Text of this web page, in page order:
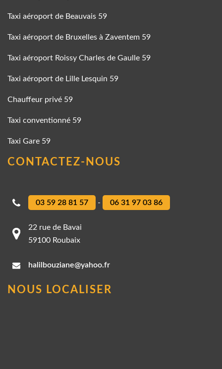
Taxi aéroport de Beauvais 59
Taxi aéroport de Bruxelles à Zaventem 59
Taxi aéroport Roissy Charles de Gaulle 59
Taxi aéroport de Lille Lesquin 59
Chauffeur privé 59
Taxi conventionné 59
Taxi Gare 59
CONTACTEZ-NOUS
03 59 28 81 57 - 06 31 97 03 86
22 rue de Bavai
59100 Roubaix
halilbouziane@yahoo.fr
NOUS LOCALISER